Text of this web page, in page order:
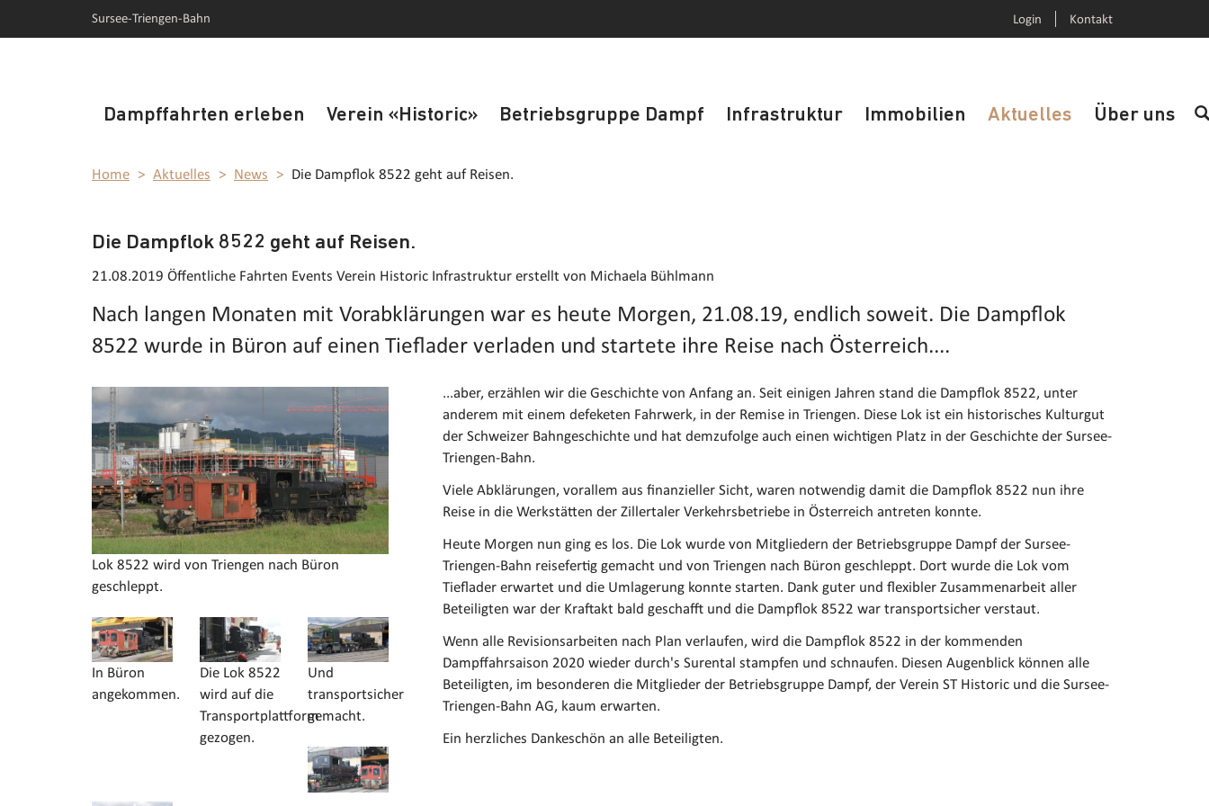
Sursee-Triengen-Bahn Login Kontakt
Dampffahrten erleben Verein «Historic» Betriebsgruppe Dampf Infrastruktur Immobilien Aktuelles Über uns
Home Aktuelles News Die Dampflok 8522 geht auf Reisen.
Die Dampflok 8522 geht auf Reisen.
21.08.2019 Öffentliche Fahrten Events Verein Historic Infrastrukturerstellt von Michaela Bühlmann
Nach langen Monaten mit Vorabklärungen war es heute Morgen, 21.08.19, endlich soweit. Die Dampflok
8522 wurde in Büron auf einen Tieflader verladen und startete ihre Reise nach Österreich....
Lok 8522 wird von Triengen nach Büron
geschleppt.
In Büron
angekommen.
Die Lok 8522
wird auf die
Transportplattform
gezogen.
Und
transportsicher
gemacht.
...aber, erzählen wir die Geschichte von Anfang an. Seit einigen Jahren stand die Dampflok 8522, unter
anderem mit einem defeketen Fahrwerk, in der Remise in Triengen. Diese Lok ist ein historisches Kulturgut
der Schweizer Bahngeschichte und hat demzufolge auch einen wichtigen Platz in der Geschichte der Sursee-
Triengen-Bahn.
Viele Abklärungen, vorallem aus finanzieller Sicht, waren notwendig damit die Dampflok 8522 nun ihre
Reise in die Werkstätten der Zillertaler Verkehrsbetriebe in Österreich antreten konnte.
Heute Morgen nun ging es los. Die Lok wurde von Mitgliedern der Betriebsgruppe Dampf der Sursee-
Triengen-Bahn reisefertig gemacht und von Triengen nach Büron geschleppt. Dort wurde die Lok vom
Tieflader erwartet und die Umlagerung konnte starten. Dank guter und flexibler Zusammenarbeit aller
Beteiligten war der Kraftakt bald geschafft und die Dampflok 8522 war transportsicher verstaut.
Wenn alle Revisionsarbeiten nach Plan verlaufen, wird die Dampflok 8522 in der kommenden
Dampffahrsaison 2020 wieder durch's Surental stampfen und schnaufen. Diesen Augenblick können alle
Beteiligten, im besonderen die Mitglieder der Betriebsgruppe Dampf, der Verein ST Historic und die Sursee-
Triengen-Bahn AG, kaum erwarten.
Ein herzliches Dankeschön an alle Beteiligten.